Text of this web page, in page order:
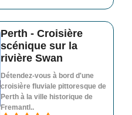
Perth - Croisière
scénique sur la
rivière Swan
Détendez-vous à bord d'une
croisière fluviale pittoresque de
Perth à la ville historique de
Fremantl..